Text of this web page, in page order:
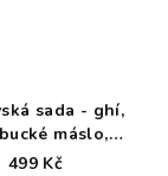
sada - ghí,
máslo,
olej
499 Kč